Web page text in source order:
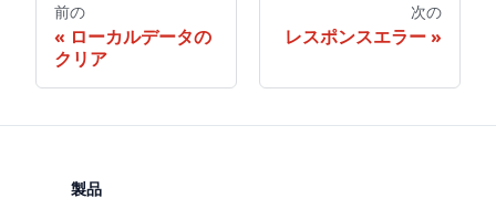
前の
ローカルデータの
クリア
次の
レスポンスエラー
製品